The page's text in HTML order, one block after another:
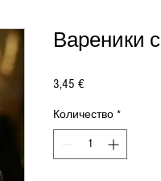
Вареники
3,45 €Цена
Количество *